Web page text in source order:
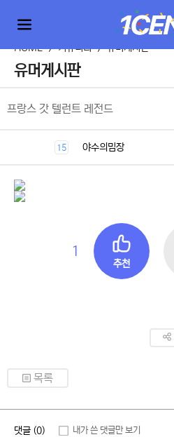
HOME > 커뮤니티 > 유머게시판
유머게시판
프랑스 갓 텔런트 레전드
15 야수의밈장
1
추천
목록
댓글 (0) 내가 쓴 댓글만 보기